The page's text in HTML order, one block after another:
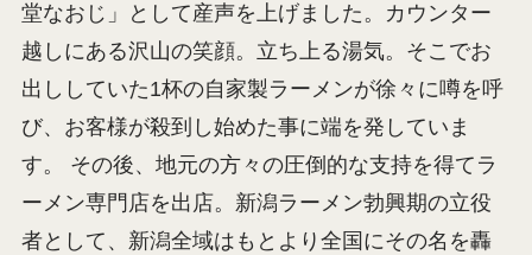
堂なおじ」として産声を上げました。カウンター
越しにある沢山の笑顔。立ち上る湯気。そこでお
出ししていた1杯の自家製ラーメンが徐々に噂を呼
び、お客様が殺到し始めた事に端を発していま
す。 その後、地元の方々の圧倒的な支持を得てラ
ーメン専門店を出店。新潟ラーメン勃興期の立役
者として、新潟全域はもとより全国にその名を轟